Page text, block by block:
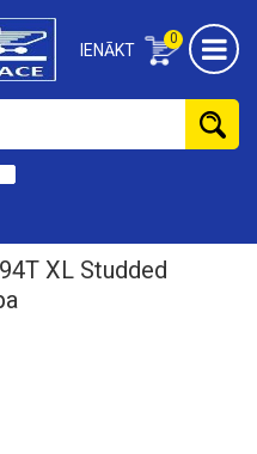
0
IENĀKT
XL Studded